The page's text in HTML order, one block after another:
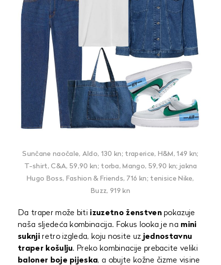
Sunčane naočale, Aldo, 130 kn; traperice, H&M, 149 kn;
T-shirt, C&A, 59,90 kn; torba, Mango, 59,90 kn; jakna
Hugo Boss, Fashion & Friends, 716 kn; tenisice Nike,
Buzz, 919 kn
Da traper može biti izuzetno ženstvenpokazuje
naša sljedeća kombinacija. Fokus looka je na mini
suknjiretro izgleda, koju nosite uz jednostavnu
traper košulju. Preko kombinacije prebacite veliki
baloner boje pijeska, a obujte kožne čizme visine